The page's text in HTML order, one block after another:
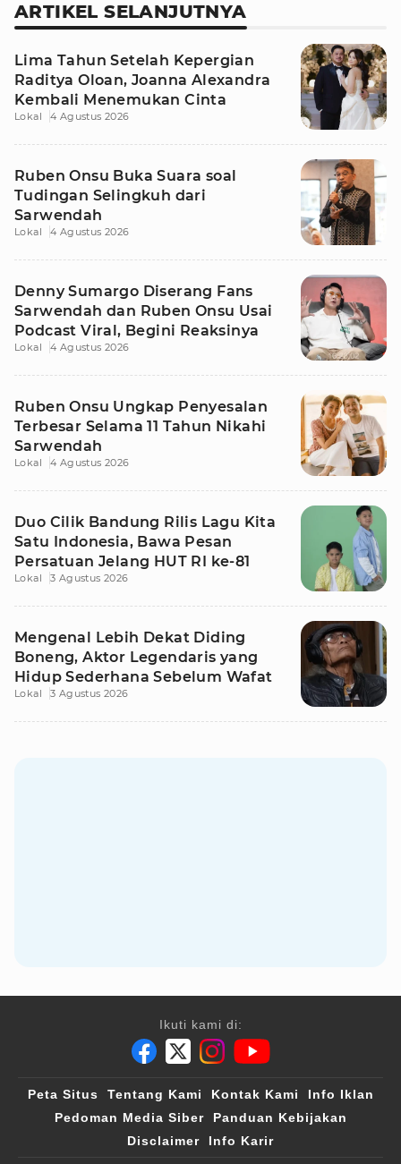
ARTIKEL SELANJUTNYA
Lima Tahun Setelah Kepergian
Raditya Oloan, Joanna Alexandra
Kembali Menemukan Cinta
Lokal 4 Agustus 2026
Ruben Onsu Buka Suara soal
Tudingan Selingkuh dari
Sarwendah
Lokal 4 Agustus 2026
Denny Sumargo Diserang Fans
Sarwendah dan Ruben Onsu Usai
Podcast Viral, Begini Reaksinya
Lokal 4 Agustus 2026
Ruben Onsu Ungkap Penyesalan
Terbesar Selama 11 Tahun Nikahi
Sarwendah
Lokal 4 Agustus 2026
Duo Cilik Bandung Rilis Lagu Kita
Satu Indonesia, Bawa Pesan
Persatuan Jelang HUT RI ke-81
Lokal 3 Agustus 2026
Mengenal Lebih Dekat Diding
Boneng, Aktor Legendaris yang
Hidup Sederhana Sebelum Wafat
Lokal 3 Agustus 2026
Ikuti kami di:
Peta Situs Tentang Kami Kontak Kami
Info Iklan
Pedoman Media Siber
Panduan Kebijakan
Disclaimer
Info Karir